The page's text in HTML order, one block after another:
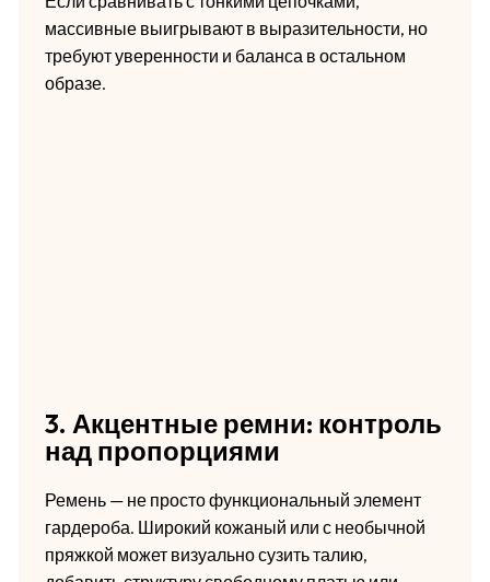
массивные выигрывают в выразительности, но
требуют уверенности и баланса в остальном
образе.
3. Акцентные ремни: контроль
над пропорциями
Ремень — не просто функциональный элемент
гардероба. Широкий кожаный или с необычной
пряжкой может визуально сузить талию,